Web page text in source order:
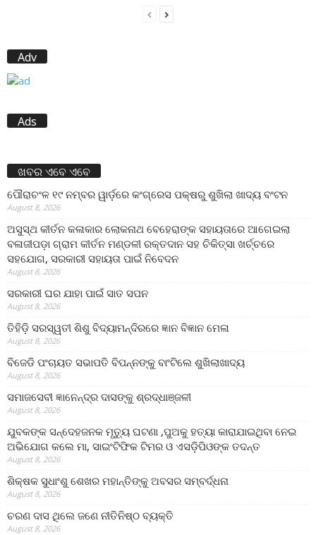
Adv
Ads
ଖବର ଏବେ ଏବେ
ପୌରାଚଂଳ ୧୯ ନମ୍ବର ୱାର୍ଡ଼ରେ କଂଗ୍ରେସ ପକ୍ଷରୁ ଶୁଖିଲା ଖାଦ୍ୟ ବଂଟନ
August 8, 2026
ଅସୁସ୍ଥ କୀର୍ତନ କଳାକାର ଲୋକନାଥ ବେହେରାଙ୍କ ସହାୟତାରେ ଆଗେଇଲା
ବଳାଜୀପଡ଼ା ଗ୍ରାମ କୀର୍ତନ ମଣ୍ଡଳୀ ରକ୍ତଦାନ ସହ ଚିକିତ୍ସା ଖର୍ଚ୍ଚରେ
ସହଯୋଗ, ସରକାରୀ ସହାୟତା ପାଇଁ ନିବେଦନ
August 8, 2026
ସରକାରୀ ଘର ଯାହା ପାଇଁ ସାତ ସପନ
August 8, 2026
ତିହିଡି଼ ସରସ୍ୱତୀ ଶିଶୁ ବିଦ୍ୟାମନ୍ଦିରରେ ଜ୍ଞାନ ବିଜ୍ଞାନ ମେଳା
August 8, 2026
ବିଜେଡି ପଂଚାୟତ ସଭାପତି ବିପନ୍ନଙ୍କୁ ବାଂଟିଲେ ଶୁଖିଲାଖାଦ୍ୟ
August 8, 2026
ସମାଜସେବୀ ଜ୍ଞାନେନ୍ଦ୍ର ଦାସଙ୍କୁ ଶ୍ରଦ୍ଧାଞ୍ଜଳୀ
August 8, 2026
ଯୁବକଙ୍କ ସନ୍ଦେହଜନକ ମୃତ୍ୟୁ ଘଟଣା ,ପୁଅକୁ ହତ୍ୟା କାରାଯାଇଥିବା ନେଇ
ଅଭିଯୋଗ କଲେ ମା, ସାଇଂଟିଫିକ ଟିମର ଓ ଏସଡ଼ିପିଓଙ୍କ ତଦନ୍ତ
August 8, 2026
ଶିକ୍ଷକ ସୁଧାଂଶୁ ଶେଖର ମହାନ୍ତିଙ୍କୁ ଅବସର ସମ୍ବର୍ଦ୍ଧନା
August 8, 2026
ଚରଣ ଦାସ ଥିଲେ ଜଣେ ନୀତିନିଷ୍ଠ ବ୍ୟକ୍ତି
August 8, 2026